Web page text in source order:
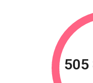
505